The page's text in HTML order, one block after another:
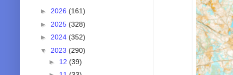
► 2026 (161)
► 2025 (328)
► 2024 (352)
▼ 2023 (290)
► 12 (39)